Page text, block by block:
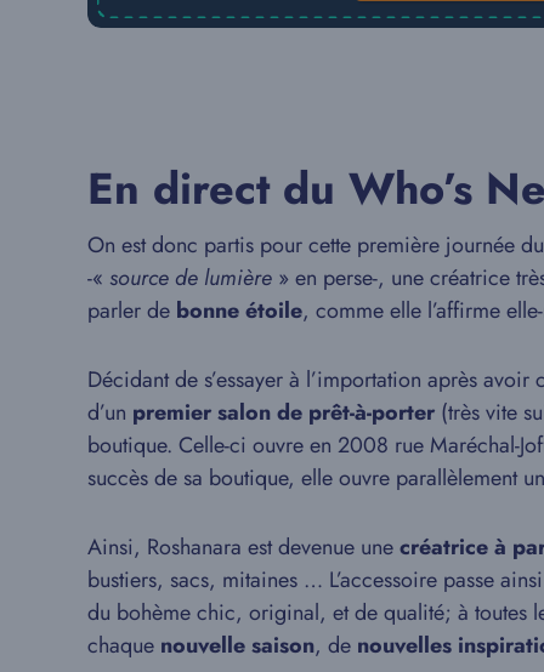
En direct du Who’s
On est donc partis pour cette première journée du
-« source de lumière » en perse-, une créatrice
parler de bonne étoile, comme elle l’affirme
Décidant de s’essayer à l’importation après avoir
d’un premier salon de prêt-à-porter (très vite
boutique. Celle-ci ouvre en 2008 rue Maréchal-
succès de sa boutique, elle ouvre parallèlement
Ainsi, Roshanara est devenue unecréatrice à
bustiers, sacs, mitaines … L’accessoire passe
du bohème chic, original, et de qualité; à toutes
chaque nouvelle saison, de nouvelles